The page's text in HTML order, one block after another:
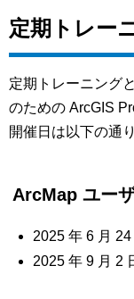
定期トレー
定期トレーニング
のための ArcGIS
開催日は以下の通
ArcMap ユー
2025 年 6 月
2025 年 9 月 2